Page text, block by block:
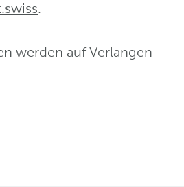
.swiss.
werden auf Verlangen